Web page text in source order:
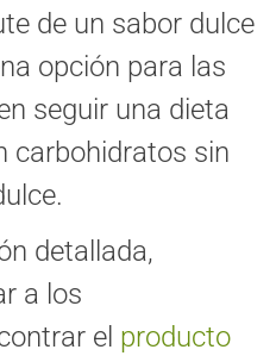
de un sabor dulce
opción para las
seguir una dieta
carbohidratos sin
detallada,
a los
el producto